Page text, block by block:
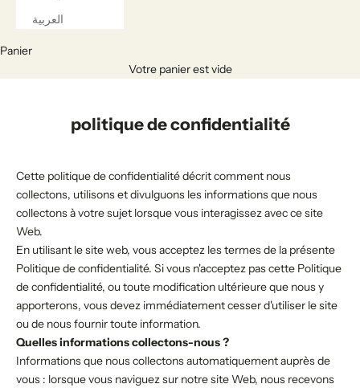
العربية
Panier
Votre panier est vide
politique de confidentialité
Cette politique de confidentialité décrit comment nous
collectons, utilisons et divulguons les informations que nous
collectons à votre sujet lorsque vous interagissez avec ce site
Web.
En utilisant le site web, vous acceptez les termes de la présente
Politique de confidentialité. Si vous n'acceptez pas cette Politique
de confidentialité, ou toute modification ultérieure que nous y
apporterons, vous devez immédiatement cesser d'utiliser le site
ou de nous fournir toute information.
Quelles informations collectons-nous ?
Informations que nous collectons automatiquement auprès de
vous : lorsque vous naviguez sur notre site Web, nous recevons